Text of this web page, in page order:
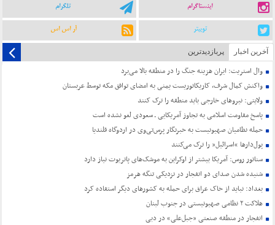
اینستاگرام تلگرام
توییتر آر اس اس
آخرین اخبار پربازدیدترین
وال استریت: ایران هزینه جنگ را در منطقه بالا می‌برد
واکنش کمال شرف، کاریکاتوریست یمنی به امضای توافق مکه توسط عربستان
ولایتی: نیروهای خارجی باید منطقه را ترک کنند
پاسخ مقاومت اسلامی به تجاوز آمریکایی ـ سعودی لغو نشده است
حمله نظامیان صهیونیست به خبرنگار پرس‌تی‌وی در اردوگاه قلندیا
پول‌دارها “اسرائیل” را ترک می‌کنند
سناتور روس: آمریکا بیشتر از اوکراین به موشک‌های پاتریوت نیاز دارد
شنیده شدن صدای دو انفجار در نزدیکی تنگه هرمز
بغداد: نباید از خاک عراق برای حمله به کشورهای دیگر استفاده کرد
هلاکت ۲ نظامی صهیونیستی در جنوب لبنان
انفجار در منطقه صنعتی «جبل‌علی» در دبی